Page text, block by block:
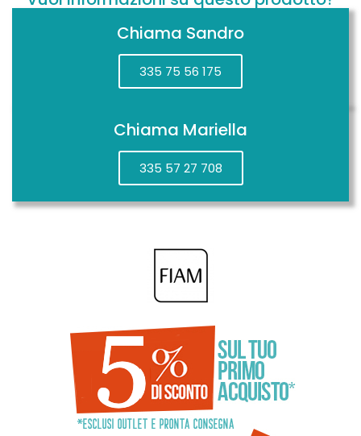
Chiama Sandro
335 75 56 175
Chiama Mariella
335 57 27 708